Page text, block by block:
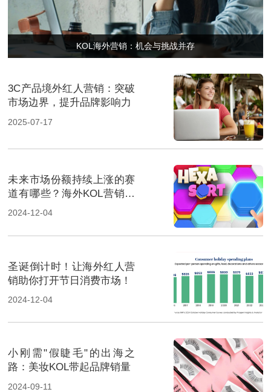
KOL海外营销：机会与挑战并存
3C产品境外红人营销：突破
市场边界，提升品牌影响力
2025-07-17
未来市场份额持续上涨的赛
道有哪些？海外KOL营销榜
上有名
2024-12-04
圣诞倒计时！让海外红人营
销助你打开节日消费市场！
2024-12-04
小刚需"假睫毛"的出海之
路：美妆KOL带起品牌销量
2024-09-11